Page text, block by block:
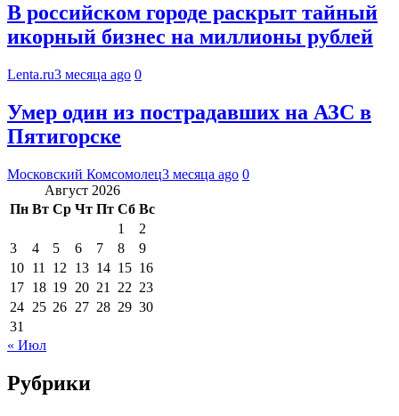
В российском городе раскрыт тайный
икорный бизнес на миллионы рублей
Lenta.ru3 месяца ago 0
Умер один из пострадавших на АЗС в
Пятигорске
Московский Комсомолец3 месяца ago 0
Август 2026
Пн Вт Ср Чт Пт Сб Вс
1
2
3
4 5 6 7 8
9
10 11 12 13 14 15 16
17 18 19 20 21 22 23
24 25 26 27 28 29 30
31
« Июл
Рубрики